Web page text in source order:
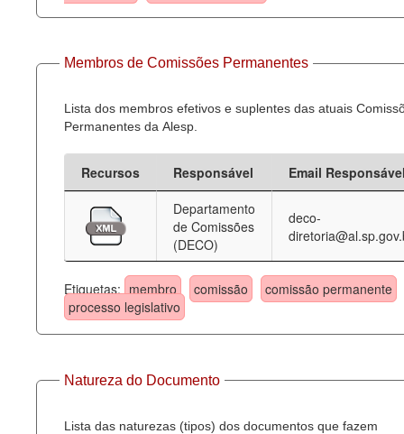
Membros de Comissões Permanentes
Lista dos membros efetivos e suplentes das atuais
Permanentes da Alesp.
Recursos Responsável
Email
Departamento
de Comissões
(DECO)
deco-
Etiquetas: membro comissão
comissão permanente
processo legislativo
Natureza do Documento
Lista das naturezas (tipos) dos documentos que fazem